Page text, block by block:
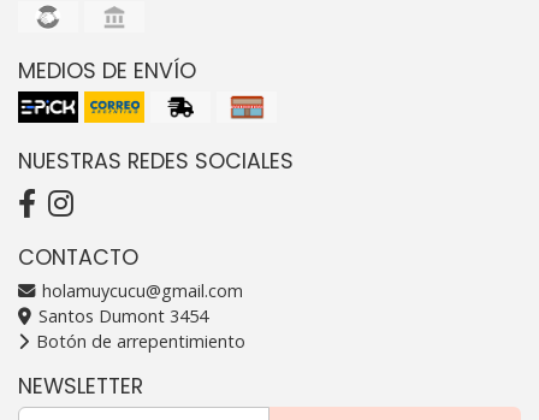
MEDIOS DE ENVÍO
NUESTRAS REDES SOCIALES
CONTACTO
holamuycucu@gmail.com
Santos Dumont 3454
Botón de arrepentimiento
NEWSLETTER